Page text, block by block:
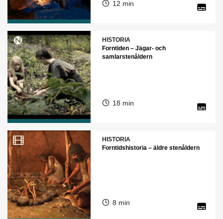
12 min
HISTORIA
Forntiden – Jägar- och
samlarstenåldern
18 min
HISTORIA
Forntidshistoria – äldre stenåldern
8 min